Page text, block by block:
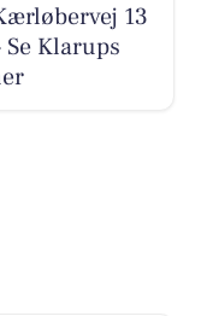
13
Klarups